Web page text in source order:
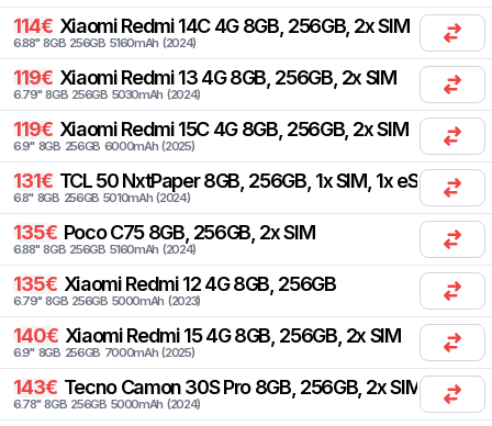
114€ Xiaomi Redmi 14C 4G 8GB, 256GB, 2x SIM
6.88" 8GB 256GB 5160mAh (2024)
119€ Xiaomi Redmi 13 4G 8GB, 256GB, 2x SIM
6.79" 8GB 256GB 5030mAh (2024)
119€ Xiaomi Redmi 15C 4G 8GB, 256GB, 2x SIM
6.9" 8GB 256GB 6000mAh (2025)
131€ TCL 50 NxtPaper 8GB, 256GB, 1x SIM, 1x eSIM
6.8" 8GB 256GB 5010mAh (2024)
135€ Poco C75 8GB, 256GB, 2x SIM
6.88" 8GB 256GB 5160mAh (2024)
135€ Xiaomi Redmi 12 4G 8GB, 256GB
6.79" 8GB 256GB 5000mAh (2023)
140€ Xiaomi Redmi 15 4G 8GB, 256GB, 2x SIM
6.9" 8GB 256GB 7000mAh (2025)
143€ Tecno Camon 30S Pro 8GB, 256GB, 2x SIM
6.78" 8GB 256GB 5000mAh (2024)